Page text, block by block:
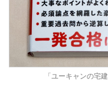
「ユーキャンの宅